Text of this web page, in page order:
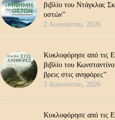
βιβλίο του Ντάγκλας
οστών”
2 Αυγούστου, 2026
Κυκλοφόρησε από τις
βιβλίο του
βρεις στις ανηφόρες”
2 Αυγούστου, 2026
Κυκλοφόρησε από τις